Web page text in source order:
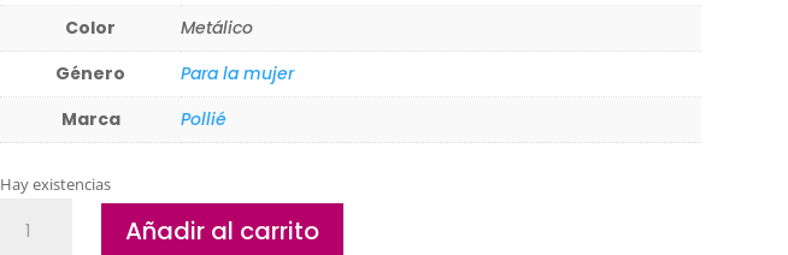
Color
Metálico
Género
Para la mujer
Marca
Pollié
Hay existencias
Añadir al carrito